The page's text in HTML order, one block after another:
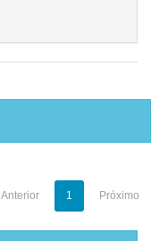
Anterior 1 Próximo